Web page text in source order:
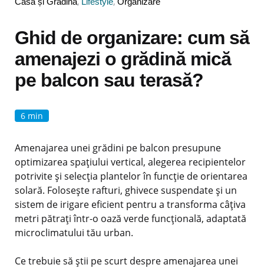
Ghid de organizare: cum să
amenajezi o grădină mică
pe balcon sau terasă?
6 min
Amenajarea unei grădini pe balcon presupune
optimizarea spațiului vertical, alegerea recipientelor
potrivite și selecția plantelor în funcție de orientarea
solară. Folosește rafturi, ghivece suspendate și un
sistem de irigare eficient pentru a transforma câțiva
metri pătrați într-o oază verde funcțională, adaptată
microclimatului tău urban.
Ce trebuie să știi pe scurt despre amenajarea unei